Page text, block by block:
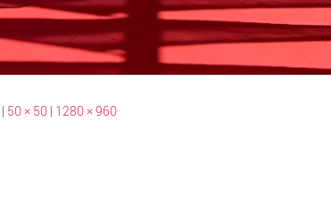
| 50 × 50 | 1280 × 960